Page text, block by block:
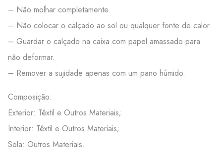
– Não molhar completamente.
– Não colocar o calçado ao sol ou qualquer fonte de calor.
– Guardar o calçado na caixa com papel amassado para
não deformar.
– Remover a sujidade apenas com um pano húmido.
Composição:
Exterior: Têxtil e Outros Materiais;
Interior: Têxtil e Outros Materiais;
Sola: Outros Materiais.